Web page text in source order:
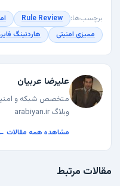
برچسب‌ها: Rule Review
ممیزی امنیتی
هاردنینگ
علیرضا عربیان
متخصص شبکه و
وبلاگ arabiyan.ir
مشاهده همه مقالات
مقالات مرتبط